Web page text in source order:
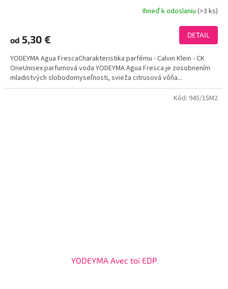
je
z
5
hviezdičiek.
Ihneď k odoslaniu(>3 ks)
od 5,30 € DETAIL
YODEYMA Agua FrescaCharakteristika parfému - Calvin Klein - CK
OneUnisex parfumová voda YODEYMA Agua Fresca je zosobnením
mladistvých slobodomyseľnosti, svieža citrusová vôňa...
YODEYMA Avec toi EDP
Kód: 945/15M2